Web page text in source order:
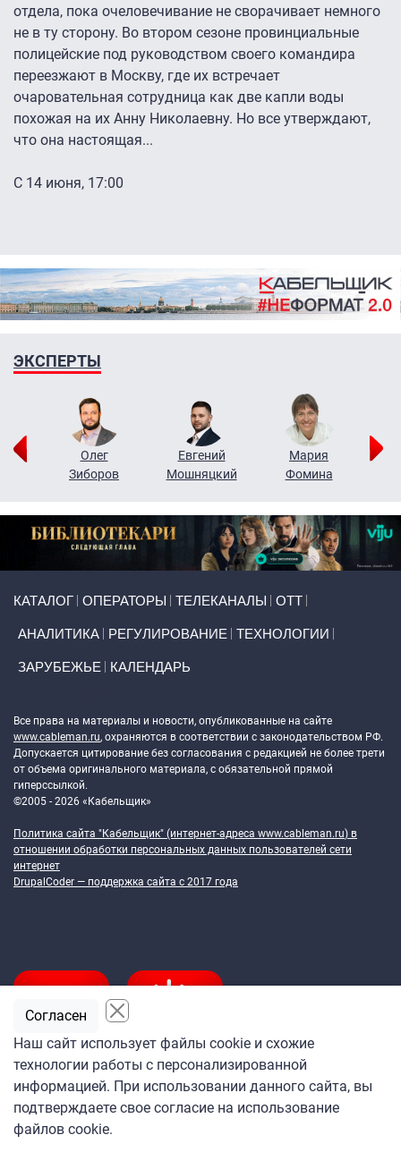
отдела, пока очеловечивание не сворачивает немного
не в ту сторону. Во втором сезоне провинциальные
полицейские под руководством своего командира
переезжают в Москву, где их встречает
очаровательная сотрудница как две капли воды
похожая на их Анну Николаевну. Но все утверждают,
что она настоящая...
С 14 июня, 17:00
ЭКСПЕРТЫ
Олег
Зиборов
Евгений
Мошняцкий
Мария
Фомина
КАТАЛОГ ОПЕРАТОРЫ ТЕЛЕКАНАЛЫ ОТТ
АНАЛИТИКА РЕГУЛИРОВАНИЕ ТЕХНОЛОГИИ
ЗАРУБЕЖЬЕ КАЛЕНДАРЬ
Все права на материалы и новости, опубликованные на сайте
www.cableman.ru, охраняются в соответствии с законодательством РФ.
Допускается цитирование без согласования с редакцией не более трети
от объема оригинального материала, с обязательной прямой
гиперссылкой.
©2005 - 2026 «Кабельщик»
Политика сайта "Кабельщик" (интернет-адреса www.cableman.ru) в
отношении обработки персональных данных пользователей сети
интернет
DrupalCoder — поддержка сайта c 2017 года
Подпишитесь
на ежедневную рассылку
«Кабельщика»
Наш сайт использует файлы cookie и схожие
технологии работы с персонализированной
информацией. При использовании данного сайта, вы
подтверждаете свое согласие на использование
файлов cookie.
Согласен